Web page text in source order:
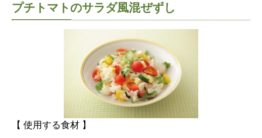
プチトマトのサラダ風混ぜずし
【 使用する食材 】